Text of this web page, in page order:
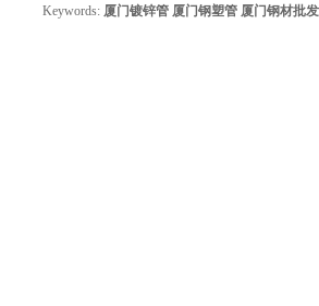
Keywords: 厦门镀锌管 厦门钢塑管 厦门钢材批发